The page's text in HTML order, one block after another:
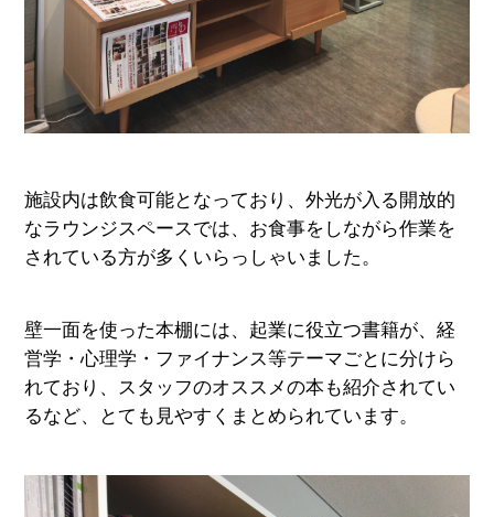
施設内は飲食可能となっており、外光が入る開放的
なラウンジスペースでは、お食事をしながら作業を
されている方が多くいらっしゃいました。
壁一面を使った本棚には、起業に役立つ書籍が、経
営学・心理学・ファイナンス等テーマごとに分けら
れており、スタッフのオススメの本も紹介されてい
るなど、とても見やすくまとめられています。